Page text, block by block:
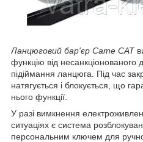
Ланцюговий бар'єр Came CAT
функцію від
підіймання ланцюга. Під час
натягується і блокується, що
нього функції.
У разі вимкнення
ситуаціях є система
персональним ключем для